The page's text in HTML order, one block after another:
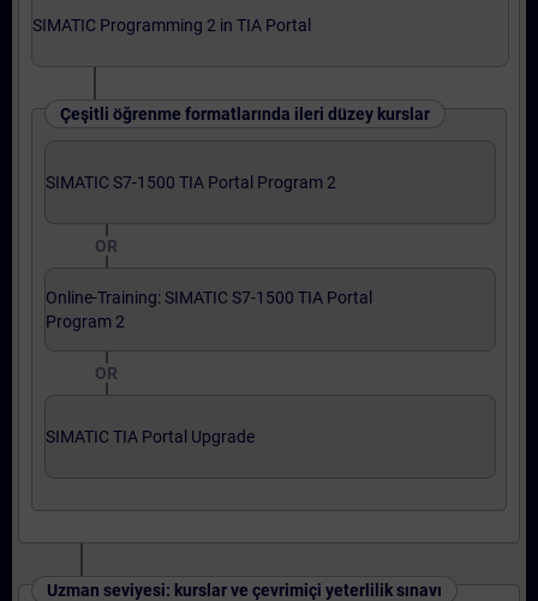
SIMATIC Programming 2 in TIA Portal
Çeşitli öğrenme formatlarında ileri düzey kurslar
SIMATIC S7-1500 TIA Portal Program 2
OR
Online-Training: SIMATIC S7-1500 TIA Portal
Program 2
OR
SIMATIC TIA Portal Upgrade
Uzman seviyesi: kurslar ve çevrimiçi yeterlilik sınavı